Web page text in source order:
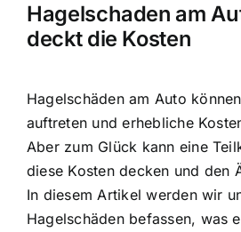
Hagelschaden am
deckt die Kosten
Hagelschäden am Auto
auftreten und erhebliche
Aber zum Glück kann eine
diese Kosten decken und den
In diesem Artikel werden wir
Hagelschäden befassen, was